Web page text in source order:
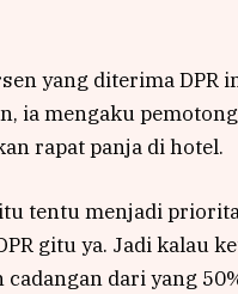
yang diterima DPR
ia mengaku
rapat panja di hotel.
tentu menjadi
gitu ya. Jadi kalau
dari yang